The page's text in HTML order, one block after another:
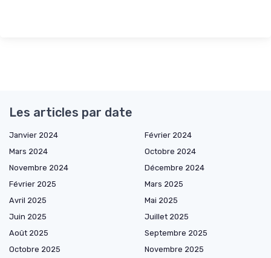
Les articles par date
Janvier 2024
Février 2024
Mars 2024
Octobre 2024
Novembre 2024
Décembre 2024
Février 2025
Mars 2025
Avril 2025
Mai 2025
Juin 2025
Juillet 2025
Août 2025
Septembre 2025
Octobre 2025
Novembre 2025